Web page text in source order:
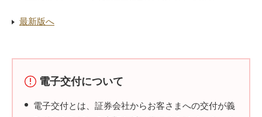
最新版へ
電子交付について
電子交付とは、証券会社からお客さまへの交付が義